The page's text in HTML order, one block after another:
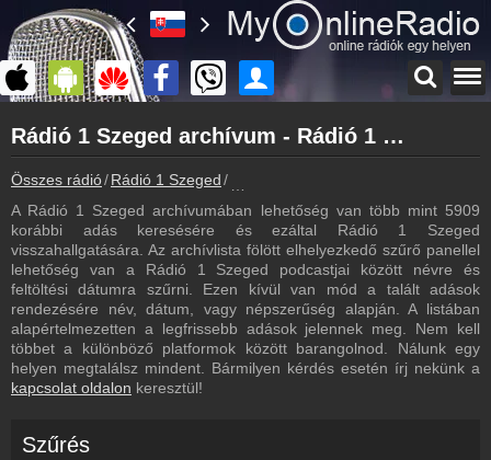
myonlineradio.hu
Rádió 1 Szeged
Vissza a Rádió 1 Szeged oldalára
Bejelentkezés
Hozz létre saját fiókot!
Most szól
Tudd meg mi szólt eddig
Műsorújság
Rádió 1 Szeged műsorai
Webkamera
Rádió 1 Szeged archívum - Rádió 1 Szeged podcasts - Rádió 1 Szeged visszahallgatás
Összes rádió Rádió 1 Szeged
A Rádió 1 Szeged archívumában lehetőség van több mint 5909
korábbi adás keresésére és ezáltal Rádió 1 Szeged
visszahallgatására. Az archívlista fölött elhelyezkedő szűrő panellel
lehetőség van a Rádió 1 Szeged podcastjai között névre és
feltöltési dátumra szűrni. Ezen kívül van mód a talált adások
rendezésére név, dátum, vagy népszerűség alapján. A listában
alapértelmezetten a legfrissebb adások jelennek meg. Nem kell
többet a különböző platformok között barangolnod. Nálunk egy
helyen megtalálsz mindent. Bármilyen kérdés esetén írj nekünk a
kapcsolat oldalon keresztül!
Szűrés